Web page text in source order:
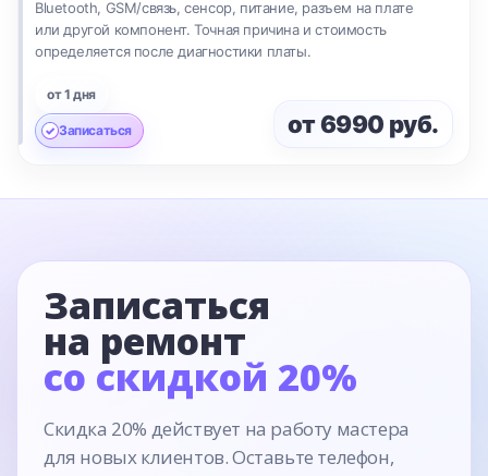
Bluetooth, GSM/связь, сенсор, питание, разъем на плате
или другой компонент. Точная причина и стоимость
определяется после диагностики платы.
от 1 дня
Записаться от 6990 руб.
Записаться
на ремонт
со скидкой 20%
Скидка 20% действует на работу мастера
для новых клиентов. Оставьте телефон,